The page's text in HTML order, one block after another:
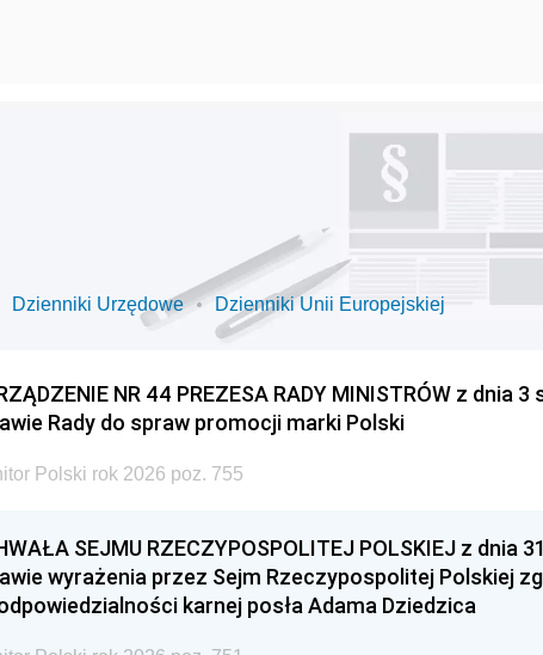
Dzienniki Urzędowe Dzienniki Unii Europejskiej
NR 44 PREZESA RADY MINISTRÓW z dnia
Rady do spraw promocji marki Polski
Polski rok 2026 poz. 755
SEJMU RZECZYPOSPOLITEJ POLSKIEJ z dnia
wyrażenia przez Sejm Rzeczypospolitej Polskiej
karnej posła Adama Dziedzica